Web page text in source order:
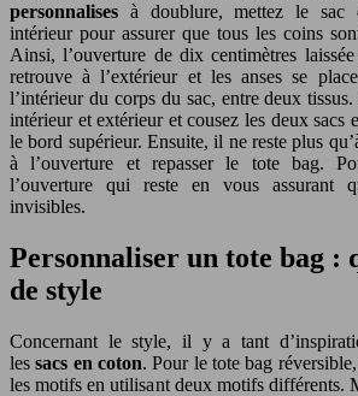
personnalises à doublure, mettez le sac
intérieur pour assurer que tous les coins
Ainsi, l’ouverture de dix centimètres
retrouve à l’extérieur et les anses se
l’intérieur du corps du sac, entre deux
intérieur et extérieur et cousez les deux sacs
le bord supérieur. Ensuite, il ne reste plus
à l’ouverture et repasser le tote bag.
l’ouverture qui reste en vous assurant
invisibles.
Personnaliser un tote bag :
de style
Concernant le style, il y a tant
lessacs en coton. Pour le tote bag
les motifs en utilisant deux motifs différents.